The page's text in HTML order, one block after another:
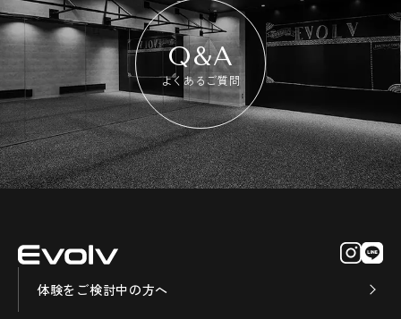
Q&A
よくあるご質問
体験をご検討中の方へ